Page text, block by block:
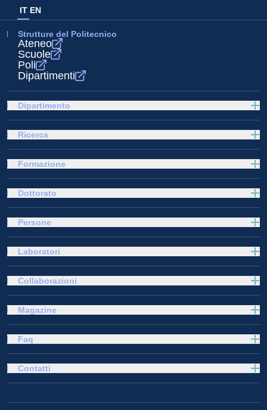
IT EN
Strutture del Politecnico
Ateneo
Scuole
Poli
Dipartimenti
Dipartimento
Ricerca
Formazione
Dottorato
Persone
Laboratori
Collaborazioni
Magazine
Faq
Contatti